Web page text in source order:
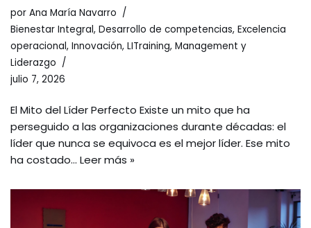
por Ana María Navarro
Bienestar Integral, Desarrollo de competencias, Excelencia
operacional, Innovación, LITraining, Management y
Liderazgo
julio 7, 2026
El Mito del Líder Perfecto Existe un mito que ha
perseguido a las organizaciones durante décadas: el
líder que nunca se equivoca es el mejor líder. Ese mito
ha costado… Leer más »